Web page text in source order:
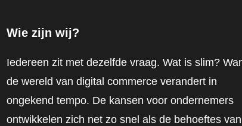
Wie zijn wij?
Iedereen zit met dezelfde vraag. Wat is slim?
de wereld van digital commerce verandert in
ongekend tempo. De kansen voor ondernemers
ontwikkelen zich net zo snel als de behoeftes van